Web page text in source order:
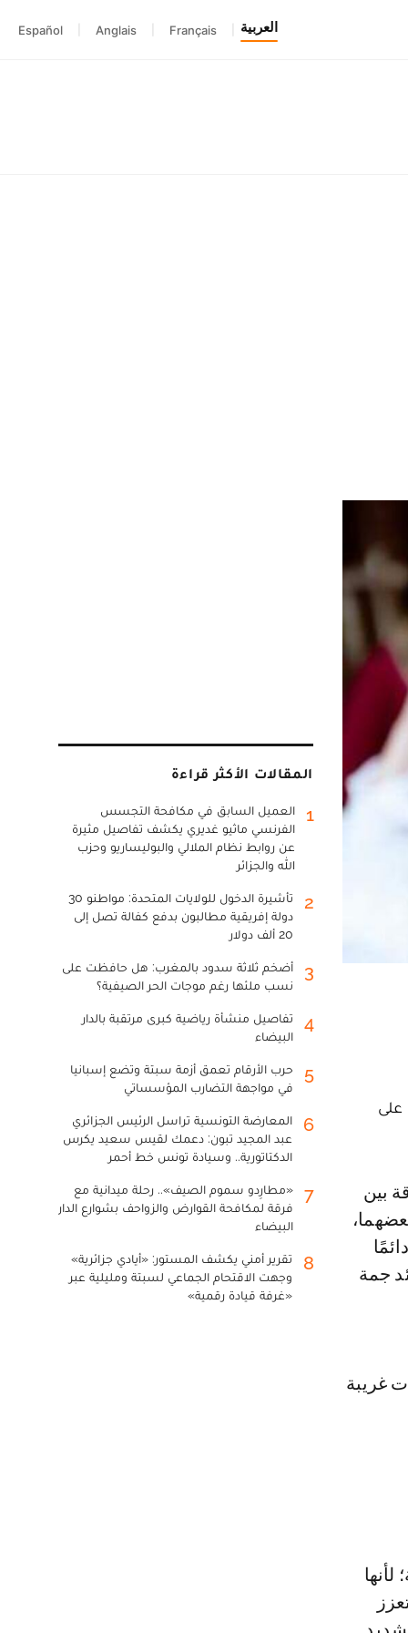
العربية Français
Anglais
Español
على
جمة
غريبة
المقالات الأكثر قراءة
1
العميل السابق في مكافحة التجسس
الفرنسي ماثيو غديري يكشف تفاصيل مثيرة
عن روابط نظام الملالي والبوليساريو وحزب
الله والجزائر
2
تأشيرة الدخول للولايات المتحدة: مواطنو 30
دولة إفريقية مطالبون بدفع كفالة تصل إلى
20 ألف دولار
3
أضخم ثلاثة سدود بالمغرب: هل حافظت على
نسب ملئها رغم موجات الحر الصيفية؟
4
تفاصيل منشأة رياضية كبرى مرتقبة بالدار
البيضاء
5
حرب الأرقام تعمق أزمة سبتة وتضع إسبانيا
في مواجهة التضارب المؤسساتي
6
المعارضة التونسية تراسل الرئيس الجزائري
عبد المجيد تبون: دعمك لقيس سعيد يكرس
الدكتاتورية.. وسيادة تونس خط أحمر
7
«مطارِدو سموم الصيف».. رحلة ميدانية مع
فرقة لمكافحة القوارض والزواحف بشوارع الدار
البيضاء
8
تقرير أمني يكشف المستور: «أيادي جزائرية»
وجهت الاقتحام الجماعي لسبتة ومليلية عبر
«غرفة قيادة رقمية»